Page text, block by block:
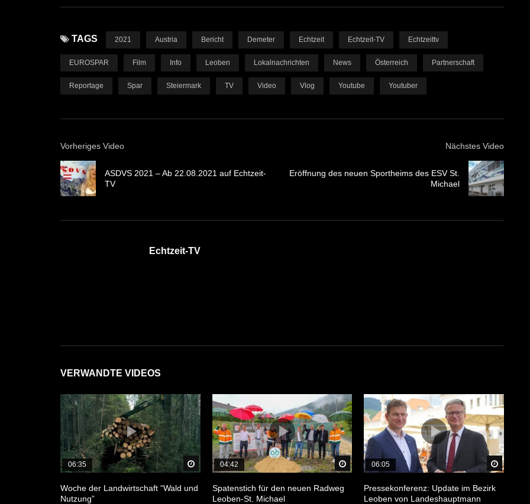
TAGS 2021 Austria Bericht Demeter Echtzeit Echtzeit-TV Echtzeittv
EUROSPAR Film Info Leoben Lokalnachrichten News Österreich Partnerschaft
Reportage Spar Steiermark TV Video Vlog Youtube Youtuber
Vorheriges Video
ASDVS 2021 – Ab 22.08.2021 auf Echtzeit-
TV
Nächstes Video
Eröffnung des neuen Sportheims des ESV St.
Michael
Echtzeit-TV
VERWANDTE VIDEOS
Später Ansehen
06:35
Woche der Landwirtschaft “Wald und
Nutzung”
Später Ansehen
04:42
Spatenstich für den neuen Radweg
Leoben-St. Michael
Später
06:05
Pressekonferenz: Update im Bezirk
Leoben von Landeshauptmann